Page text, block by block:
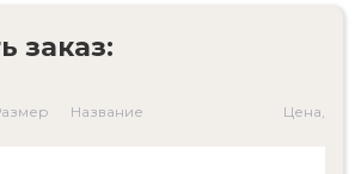
заказ:
Название Цена, ₽